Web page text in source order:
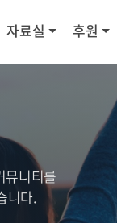
자료실 후원
뮤니티를
니다.